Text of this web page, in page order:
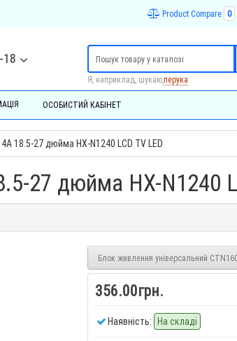
Product Compare 0
Я, наприклад, шукаю,перука
ОСОБИСТИЙ КАБІНЕТ
18.5-27 дюйма HX-N1240 LCD TV LED
27 дюйма HX-N1240
Блок живлення універсальний
356.00грн.
Наявність: На складі